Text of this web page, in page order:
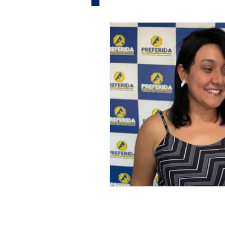
Informe Publicitário
Acidente Tecnologia
Artistas Nota de